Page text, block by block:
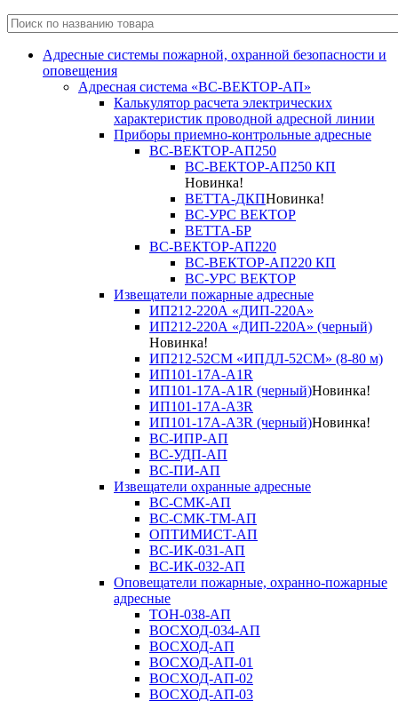
Адресные системы пожарной, охранной безопасности и
оповещения
Адресная система «ВС-ВЕКТОР-АП»
Калькулятор расчета электрических
характеристик проводной адресной линии
Приборы приемно-контрольные адресные
ВС-ВЕКТОР-АП250
ВС-ВЕКТОР-АП250 КП
Новинка!
ВЕТТА-ДКПНовинка!
ВС-УРС ВЕКТОР
ВЕТТА-БР
ВС-ВЕКТОР-АП220
ВС-ВЕКТОР-АП220 КП
ВС-УРС ВЕКТОР
Извещатели пожарные адресные
ИП212-220А «ДИП-220А»
ИП212-220А «ДИП-220А» (черный)
Новинка!
ИП212-52СМ «ИПДЛ-52СМ» (8-80 м)
ИП101-17А-A1R
ИП101-17А-A1R (черный)Новинка!
ИП101-17А-A3R
ИП101-17А-A3R (черный)Новинка!
ВС-ИПР-АП
ВС-УДП-АП
ВС-ПИ-АП
Извещатели охранные адресные
ВС-СМК-АП
ВС-СМК-ТМ-АП
ОПТИМИСТ-АП
ВС-ИК-031-АП
ВС-ИК-032-АП
Оповещатели пожарные, охранно-пожарные
адресные
ТОН-038-АП
ВОСХОД-034-АП
ВОСХОД-АП
ВОСХОД-АП-01
ВОСХОД-АП-02
ВОСХОД-АП-03